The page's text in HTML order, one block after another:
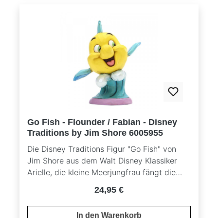
handgefertigt aus hochwertigem Steinguss,
beeindruckt die Figur mit den
charakteristischen Rosmaling-Details und
dem unverwechselbaren Stil von Jim
Shore.Das strahlende türkis-blaue Kleid und
die detailreiche Gestaltung machen diese
Figur zu einem besonderen Sammlerstück
für Disney-Fans und Arielle-Liebhaber.Ideal
oder als einzigartiges Geschenk für Disney-
Prinzessinnen-Fans.
Go Fish - Flounder / Fabian - Disney
Traditions by Jim Shore 6005955
Die Disney Traditions Figur "Go Fish" von
Jim Shore aus dem Walt Disney Klassiker
Arielle, die kleine Meerjungfrau fängt die
und Fabian perfekt ein. In dieser
charmanten Darstellung ist Fabian, der
Regulärer Preis:
24,95 €
In den Warenkorb